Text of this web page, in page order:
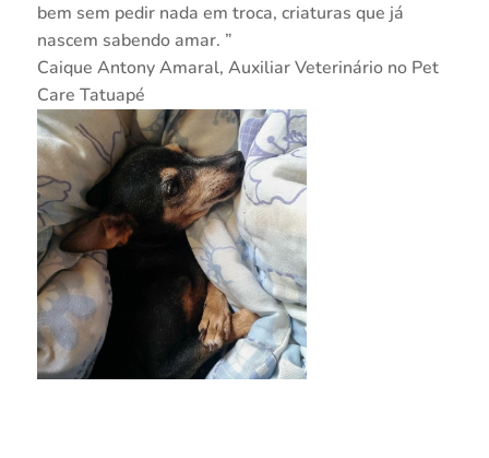
bem sem pedir nada em troca, criaturas que já
nascem sabendo amar. ”
Caique Antony Amaral, Auxiliar Veterinário no Pet
Care Tatuapé